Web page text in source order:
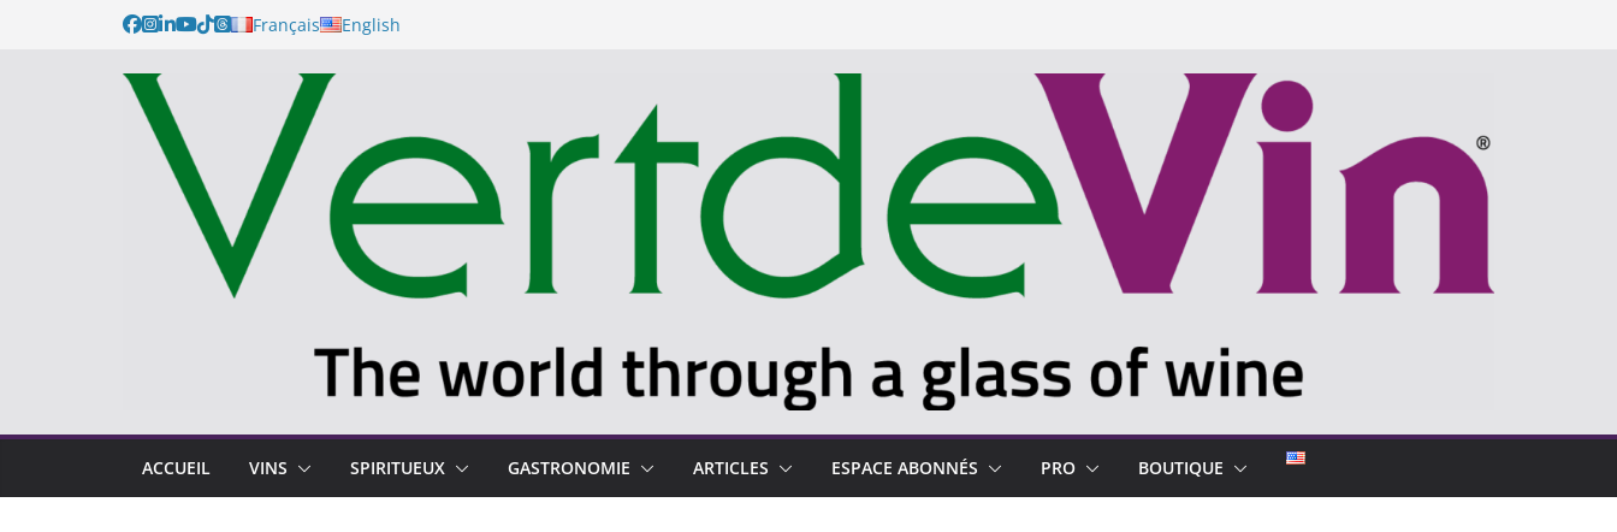
Français English
ACCUEIL VINS SPIRITUEUX GASTRONOMIE ARTICLES ESPACE ABONNÉS PRO BOUTIQUE